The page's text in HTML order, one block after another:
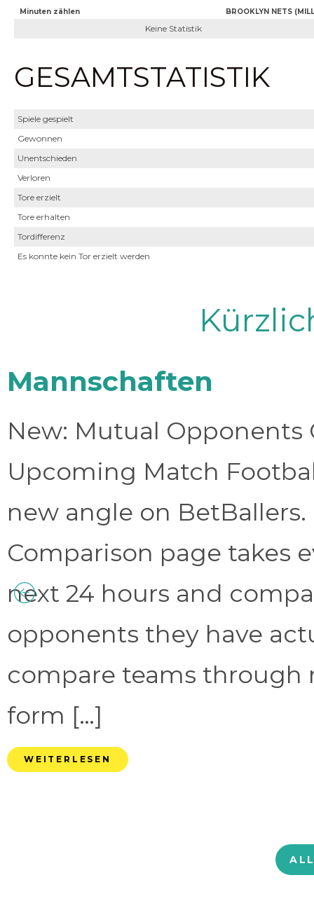
Minuten zählen BROOKLYN NETS
Keine Statistik
GESAMTSTATISTIK
Spiele gespielt
Gewonnen
Unentschieden
Verloren
Tore erzielt
Tore erhalten
Tordifferenz
Es konnte kein Tor erzielt werden
Mannschaften
New: Mutual Opponents
Upcoming Match
new angle on
Comparison page takes
next 24 hours and
opponents they have
compare teams through
form […]
WEITERLESEN